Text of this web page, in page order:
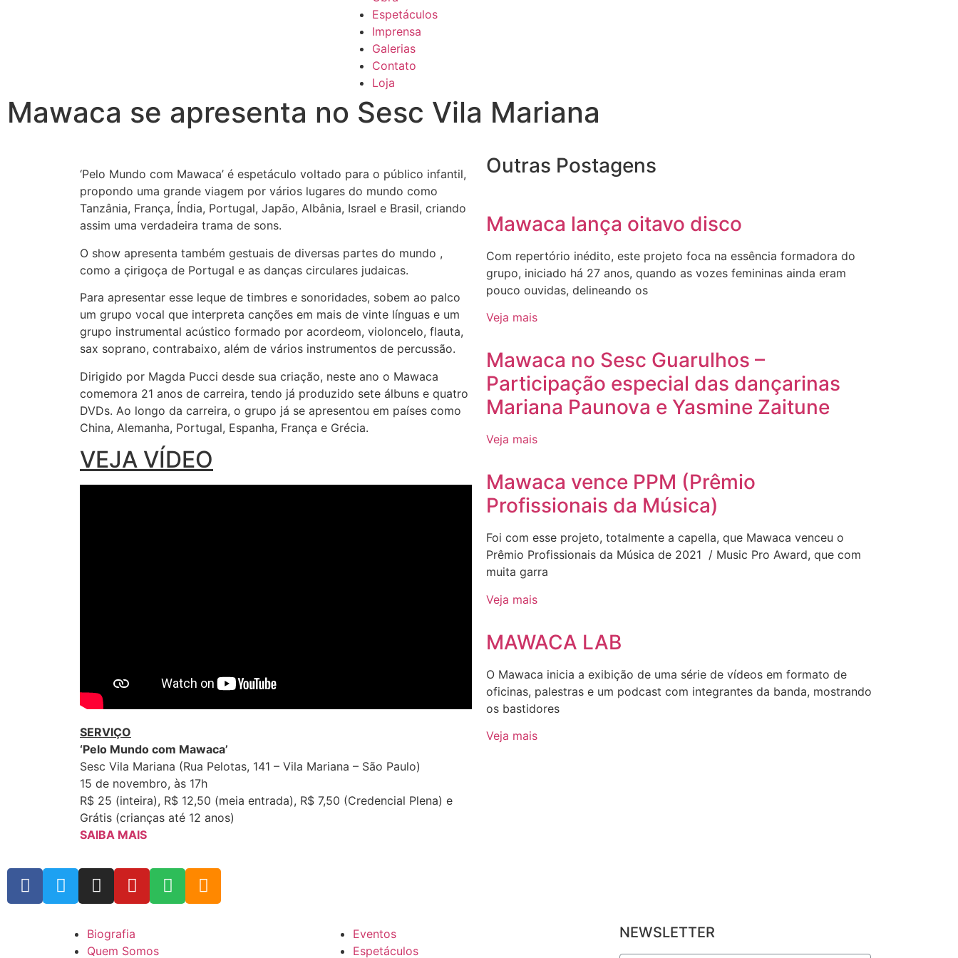
Espetáculos
Imprensa
Galerias
Contato
Loja
Mawaca se apresenta no Sesc Vila Mariana
‘Pelo Mundo com Mawaca’ é espetáculo voltado para o público infantil,
propondo uma grande viagem por vários lugares do mundo como
Tanzânia, França, Índia, Portugal, Japão, Albânia, Israel e Brasil, criando
assim uma verdadeira trama de sons.
O show apresenta também gestuais de diversas partes do mundo ,
como a çirigoça de Portugal e as danças circulares judaicas.
Para apresentar esse leque de timbres e sonoridades, sobem ao palco
um grupo vocal que interpreta canções em mais de vinte línguas e um
grupo instrumental acústico formado por acordeom, violoncelo, flauta,
sax soprano, contrabaixo, além de vários instrumentos de percussão.
Dirigido por Magda Pucci desde sua criação, neste ano o Mawaca
comemora 21 anos de carreira, tendo já produzido sete álbuns e quatro
DVDs. Ao longo da carreira, o grupo já se apresentou em países como
China, Alemanha, Portugal, Espanha, França e Grécia.
VEJA VÍDEO
SERVIÇO
‘Pelo Mundo com Mawaca’
Sesc Vila Mariana (Rua Pelotas, 141 – Vila Mariana – São Paulo)
15 de novembro, às 17h
R$ 25 (inteira), R$ 12,50 (meia entrada), R$ 7,50 (Credencial Plena) e
Grátis (crianças até 12 anos)
SAIBA MAIS
Outras Postagens
Mawaca lança oitavo disco
Com repertório inédito, este projeto foca na essência formadora do
grupo, iniciado há 27 anos, quando as vozes femininas ainda eram
pouco ouvidas, delineando os
Veja mais
Mawaca no Sesc Guarulhos –
Participação especial das dançarinas
Mariana Paunova e Yasmine Zaitune
Veja mais
Mawaca vence PPM (Prêmio
Profissionais da Música)
Foi com esse projeto, totalmente a capella, que Mawaca venceu o
Prêmio Profissionais da Música de 2021 / Music Pro Award, que com
muita garra
Veja mais
MAWACA LAB
O Mawaca inicia a exibição de uma série de vídeos em formato de
oficinas, palestras e um podcast com integrantes da banda, mostrando
os bastidores
Veja mais
Biografia
Quem Somos
Eventos
Espetáculos
NEWSLETTER